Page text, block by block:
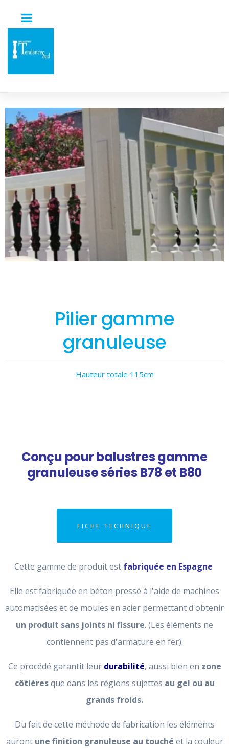
Pilier gamme
granuleuse
Hauteur totale 115cm
Conçu pour balustres gamme
granuleuse séries B78 et B80
FICHE TECHNIQUE
Cette gamme de produit est fabriquée en Espagne
Elle est fabriquée en béton pressé à l'aide de machines
automatisées et de moules en acier permettant d'obtenir
un produit sans joints ni fissure. (Les éléments ne
contiennent pas d'armature en fer).
Ce procédé garantit leur durabilité, aussi bien en zone
côtièresque dans les régions sujettes au gel ou au
grands froids.
Du fait de cette méthode de fabrication les éléments
aurontune finition granuleuse au touché et la couleur